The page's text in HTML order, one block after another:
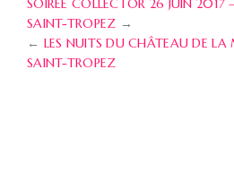
SOIRÉE COLLECTOR 26 JUIN 2017
SAINT-TROPEZ →
← LES NUITS DU CHÂTEAU DE
SAINT-TROPEZ